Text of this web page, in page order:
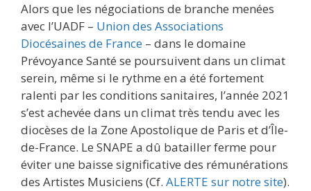
Alors que les négociations de branche menées
avec l’UADF – Union des Associations
Diocésaines de France – dans le domaine
Prévoyance Santé se poursuivent dans un climat
serein, même si le rythme en a été fortement
ralenti par les conditions sanitaires, l’année 2021
s’est achevée dans un climat très tendu avec les
diocèses de la Zone Apostolique de Paris et d’Île-
de-France. Le SNAPE a dû batailler ferme pour
éviter une baisse significative des rémunérations
des Artistes Musiciens (Cf. ALERTE sur notre site).